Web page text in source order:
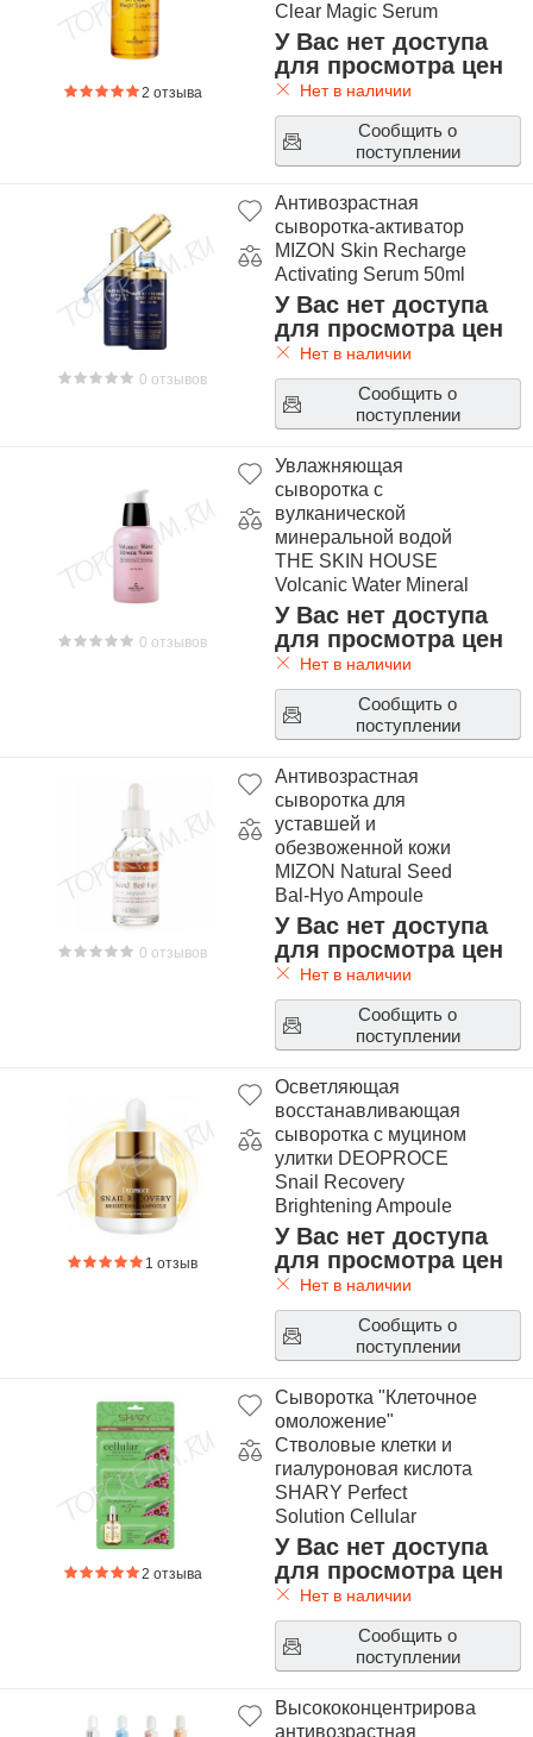
2 отзыва
Clear Magic Serum
У Вас нет доступа
для просмотра цен
Нет в наличии
Сообщить о
поступлении
0 отзывов
Антивозрастная
сыворотка-активатор
MIZON Skin Recharge
Activating Serum 50ml
У Вас нет доступа
для просмотра цен
Нет в наличии
Сообщить о
поступлении
0 отзывов
Увлажняющая
сыворотка с
вулканической
минеральной водой
THE SKIN HOUSE
Volcanic Water Mineral
Serum
У Вас нет доступа
для просмотра цен
Нет в наличии
Сообщить о
поступлении
0 отзывов
Антивозрастная
сыворотка для
уставшей и
обезвоженной кожи
MIZON Natural Seed
Bal-Hyo Ampoule
У Вас нет доступа
для просмотра цен
Нет в наличии
Сообщить о
поступлении
1 отзыв
Осветляющая
восстанавливающая
сыворотка с муцином
улитки DEOPROCE
Snail Recovery
Brightening Ampoule
У Вас нет доступа
для просмотра цен
Нет в наличии
Сообщить о
поступлении
2 отзыва
Сыворотка "Клеточное
омоложение"
Стволовые клетки и
гиалуроновая кислота
SHARY Perfect
Solution Cellular
Rejuvenation Plant
Stem Cell & Hyaluronic
Acid
У Вас нет доступа
для просмотра цен
Нет в наличии
Сообщить о
поступлении
Высококонцентрированная
антивозрастная